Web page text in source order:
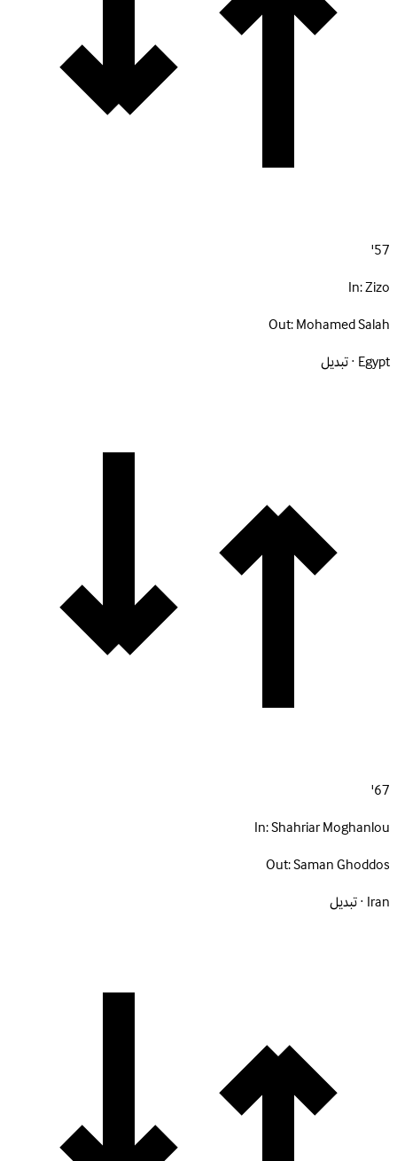
57'
In:Zizo
Out:Mohamed Salah
Egypt · تبديل
67'
In:Shahriar Moghanlou
Out:Saman Ghoddos
Iran · تبديل